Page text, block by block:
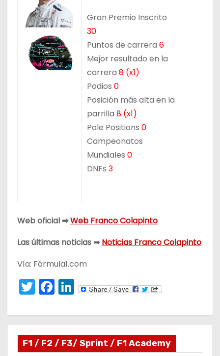
Gran Premio Inscrito
30
Puntos de carrera 6
Mejor resultado en la
carrera 8 (x1)
Podios 0
Posición más alta en la
parrilla 8 (x1)
Pole Positions 0
Campeonatos
Mundiales 0
DNFs 3
Web oficial ➡Web Franco Colapinto
Las últimas noticias ➡Noticias Franco Colapinto
Vía: Fórmula1.com
T
w
itt
er
F
a
c
e
b
Li
k
e
dI
F1 / F2 / F3/ Sprint / F1 Academy